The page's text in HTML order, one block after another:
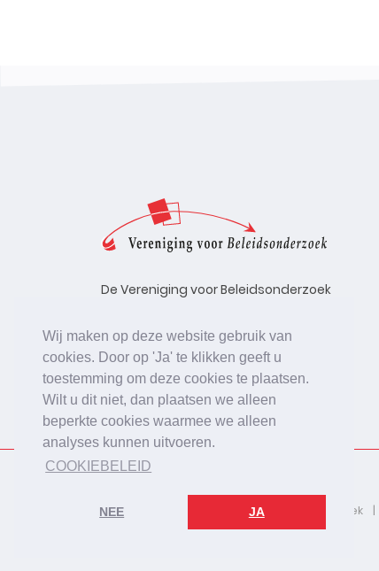
Wij maken op deze website gebruik van
cookies. Door op 'Ja' te klikken geeft u
toestemming om deze cookies te plaatsen.
Wilt u dit niet, dan plaatsen we alleen
beperkte cookies waarmee we alleen
analyses kunnen uitvoeren.
COOKIEBELEID
NEE JA
De Vereniging voor Beleidsonderzoek
bevorderen van beleidsonderzoek,
uitgevoerd in opdracht van
beleidsinstanties, uitvoerende
organisaties en bedrijfsleven.
2026 © De Vereniging voor Beleidsonderzoek